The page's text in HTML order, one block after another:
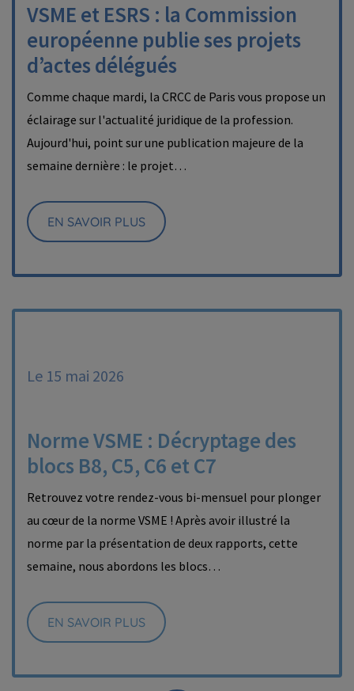
VSME et ESRS : la Commission
européenne publie ses projets
d’actes délégués
Comme chaque mardi, la CRCC de Paris vous propose un
éclairage sur l'actualité juridique de la profession.
Aujourd'hui, point sur une publication majeure de la
semaine dernière : le projet…
EN SAVOIR PLUS
Le 15 mai 2026
Norme VSME : Décryptage des
blocs B8, C5, C6 et C7
Retrouvez votre rendez-vous bi-mensuel pour plonger
au cœur de la norme VSME ! Après avoir illustré la
norme par la présentation de deux rapports, cette
semaine, nous abordons les blocs…
EN SAVOIR PLUS